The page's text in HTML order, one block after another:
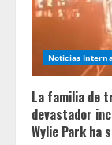
Noticias
La familia de
devastador
Wylie Park ha